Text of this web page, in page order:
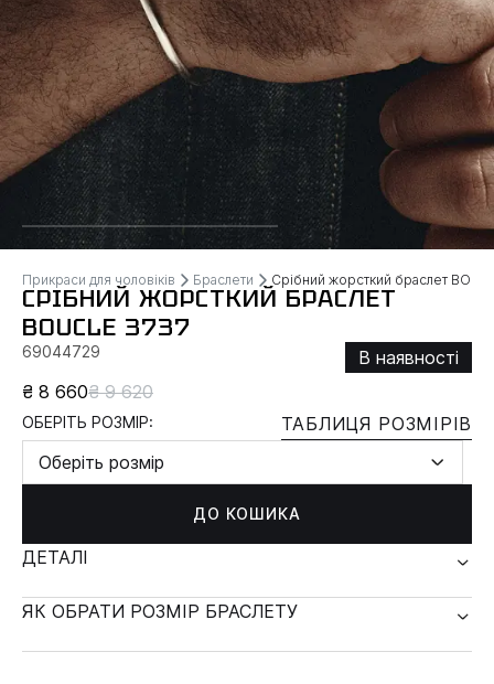
Прикраси для чоловіків Браслети Срібний жорсткий браслет
СРІБНИЙ ЖОРСТКИЙ БРАСЛЕТ
BOUCLE 3737
69044729
В наявності
₴ 8 660₴ 9 620
ОБЕРІТЬ РОЗМІР:
ТАБЛИЦЯ РОЗМІРІВ
Оберіть розмір
ДО КОШИКА
ДЕТАЛІ
ЯК ОБРАТИ РОЗМІР БРАСЛЕТУ